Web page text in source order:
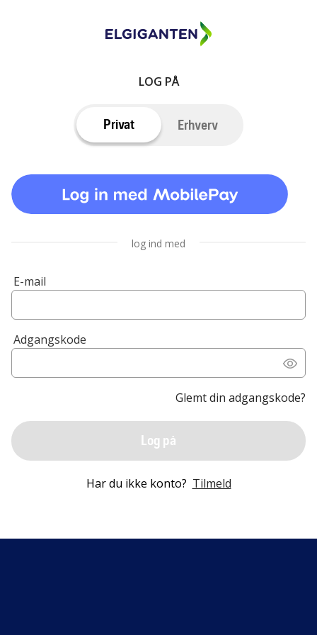
LOG PÅ
Privat Erhverv
log ind med
E-mail
Adgangskode
Glemt din adgangskode?
Log på
Har du ikke konto? Tilmeld